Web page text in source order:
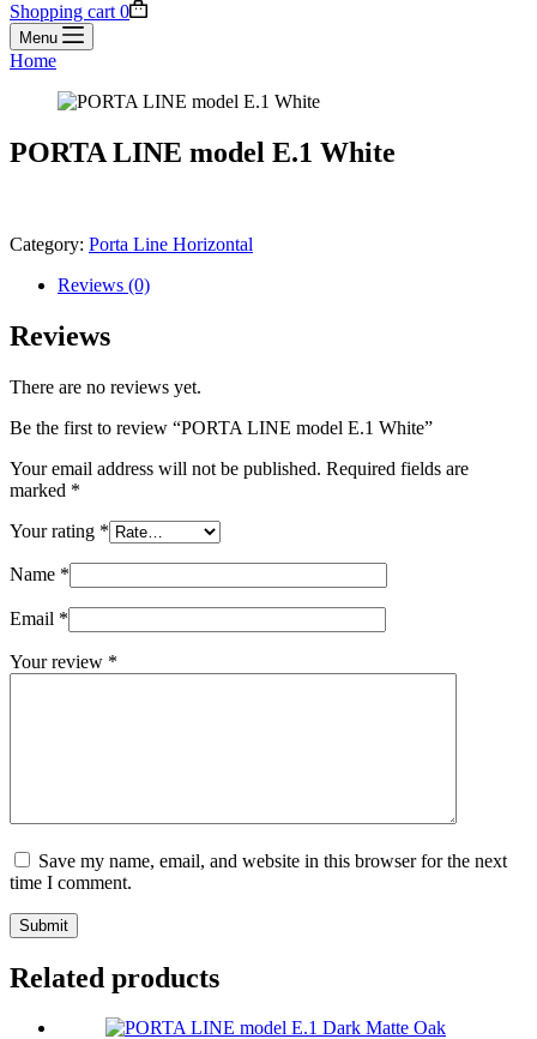
Shopping cart 0
Menu
Home
PORTA LINE model E.1 White
Category: Porta Line Horizontal
Reviews (0)
Reviews
There are no reviews yet.
Be the first to review “PORTA LINE model E.1 White”
Your email address will not be published. Required fields are
marked *
Your rating *
Name *
Email *
Your review *
Save my name, email, and website in this browser for the next
time I comment.
Submit
Related products